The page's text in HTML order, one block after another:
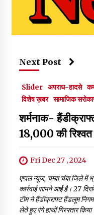
Next Post
Slider अपराध-हादसे
विशेष ख़बर सामाजिक
शर्मनाक-
18,000 की रिश्वत
Fri Dec 27 , 2024
एप्पल न्यूज, चम्बा चंबा जिले में
कार्रवाई सामने आई है। 27
टीम ने हैंडीक्राफ्ट हैंडलूम
लेते हुए रंगे हाथों गिरफ्तार